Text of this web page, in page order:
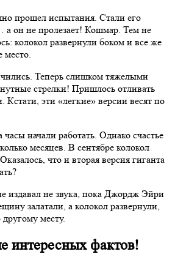
прошел испытания. Стали его
а он не пролезает! Кошмар. Тем не
колокол развернули боком и все же
место.
Теперь слишком тяжелыми
стрелки! Пришлось отливать
Кстати, эти «легкие» версии весят по
начали работать. Однако счастье
месяцев. В сентябре колокол
что и вторая версия гиганта
издавал не звука, пока Джордж Эйри
залатали, а колокол развернули,
месту.
интересных фактов!